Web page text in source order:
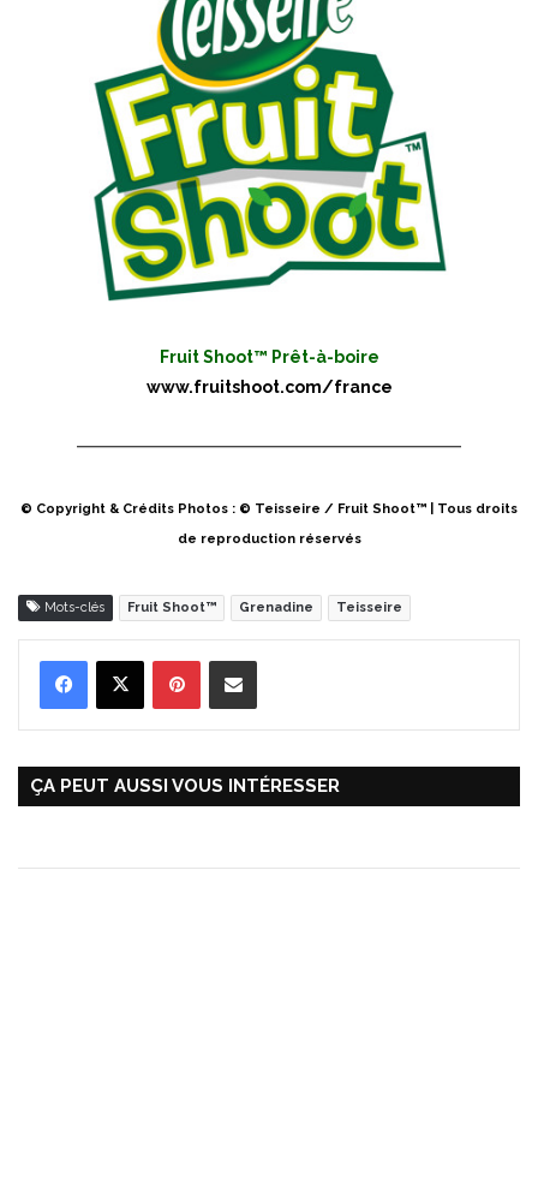
Fruit Shoot™ Prêt-à-boire
www.fruitshoot.com/france
© Copyright & Crédits Photos : © Teisseire / Fruit Shoot™ | Tous droits
de reproduction réservés
Mots-clés Fruit Shoot™ Grenadine Teisseire
ÇA PEUT AUSSI VOUS INTÉRESSER